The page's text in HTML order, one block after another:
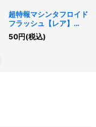
超特報マシンタフロイド
フラッシュ【レア】
{RD/KP25-JP014}
《RDモンスター》
50円(税込)